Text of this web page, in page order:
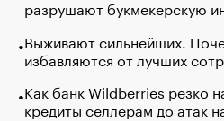
разрушают букмекерскую
Выживают сильнейших.
избавляются от лучших
Как банк Wildberries резко
кредиты селлерам до атак